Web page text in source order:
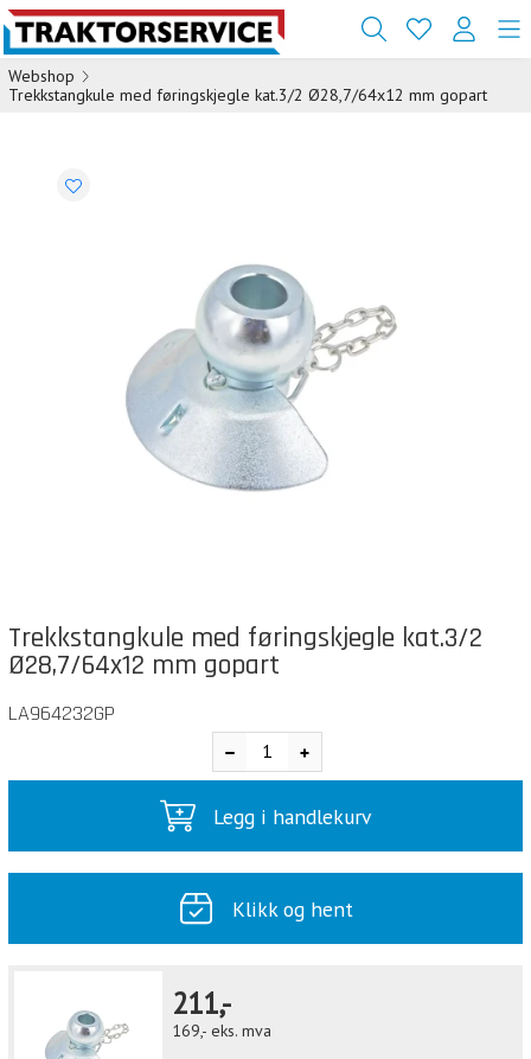
Webshop
Trekkstangkule med føringskjegle kat.3/2 Ø28,7/64x12 mm gopart
Trekkstangkule med føringskjegle kat.3/2
Ø28,7/64x12 mm gopart
LA964232GP
Legg i handlekurv
Klikk og hent
211,-
169,- eks. mva